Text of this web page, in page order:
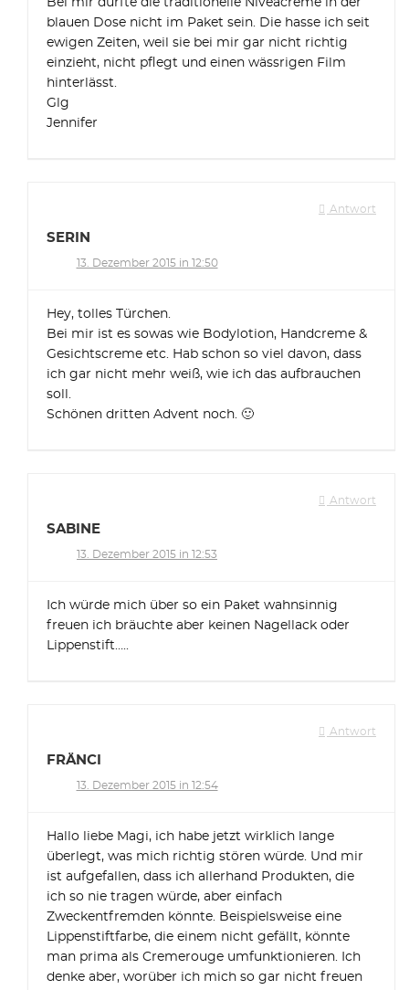
Bei mir dürfte die traditionelle Niveacreme in der
blauen Dose nicht im Paket sein. Die hasse ich seit
ewigen Zeiten, weil sie bei mir gar nicht richtig
einzieht, nicht pflegt und einen wässrigen Film
hinterlässt.
Glg
Jennifer
Antwort
SERIN
13. Dezember 2015 in 12:50
Hey, tolles Türchen.
Bei mir ist es sowas wie Bodylotion, Handcreme &
Gesichtscreme etc. Hab schon so viel davon, dass
ich gar nicht mehr weiß, wie ich das aufbrauchen
soll.
Schönen dritten Advent noch. 🙂
Antwort
SABINE
13. Dezember 2015 in 12:53
Ich würde mich über so ein Paket wahnsinnig
freuen ich bräuchte aber keinen Nagellack oder
Lippenstift…..
Antwort
FRÄNCI
13. Dezember 2015 in 12:54
Hallo liebe Magi, ich habe jetzt wirklich lange
überlegt, was mich richtig stören würde. Und mir
ist aufgefallen, dass ich allerhand Produkten, die
ich so nie tragen würde, aber einfach
Zweckentfremden könnte. Beispielsweise eine
Lippenstiftfarbe, die einem nicht gefällt, könnte
man prima als Cremerouge umfunktionieren. Ich
denke aber, worüber ich mich so gar nicht freuen